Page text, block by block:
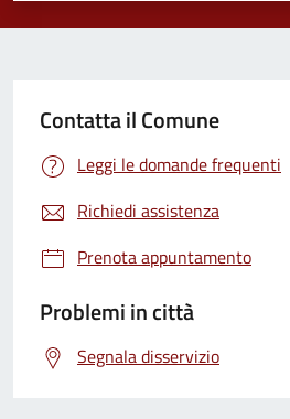
Contatta il Comune
Leggi le domande frequenti
Richiedi assistenza
Prenota appuntamento
Problemi in città
Segnala disservizio